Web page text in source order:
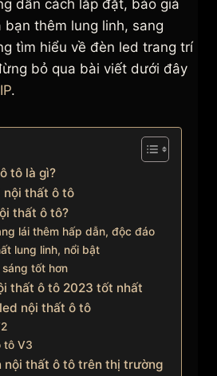
dẫn cách lắp đặt, báo giá
bạn thêm lung linh, sang
tìm hiểu về đèn led trang trí
bỏ qua bài viết dưới đây
.
tô là gì?
nội thất ô tô
thất ô tô?
lái thêm hấp dẫn, độc đáo
lung linh, nổi bật
tốt hơn
thất ô tô 2023 tốt nhất
nội thất ô tô
tô V3
nội thất ô tô trên thị trường